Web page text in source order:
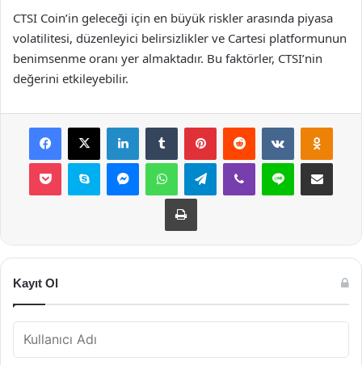
CTSI Coin’in geleceği için en büyük riskler arasında piyasa
volatilitesi, düzenleyici belirsizlikler ve Cartesi platformunun
benimsenme oranı yer almaktadır. Bu faktörler, CTSI’nin
değerini etkileyebilir.
Facebook
X LinkedInTumblr PinterestReddit VKontakte
Pocket Skype MessengerWhatsAppTelegramViber Line E-Posta ile
Yazdır
Kayıt Ol